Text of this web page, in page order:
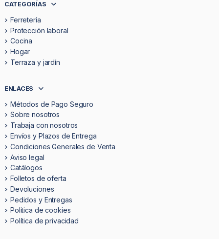
CATEGORÍAS
Ferretería
Protección laboral
Cocina
Hogar
Terraza y jardín
ENLACES
Métodos de Pago Seguro
Sobre nosotros
Trabaja con nosotros
Envíos y Plazos de Entrega
Condiciones Generales de Venta
Aviso legal
Catálogos
Folletos de oferta
Devoluciones
Pedidos y Entregas
Politica de cookies
Política de privacidad